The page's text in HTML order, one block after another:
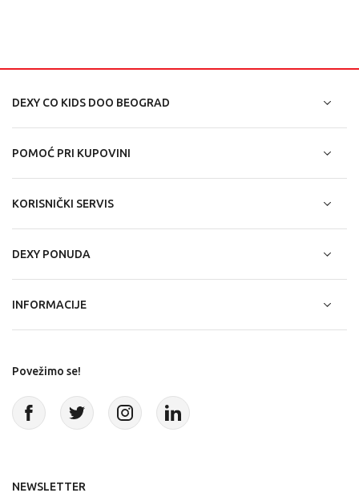
DEXY CO KIDS DOO BEOGRAD
POMOĆ PRI KUPOVINI
KORISNIČKI SERVIS
DEXY PONUDA
INFORMACIJE
Povežimo se!
NEWSLETTER